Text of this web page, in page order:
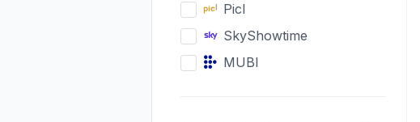
Picl
SkyShowtime
MUBI